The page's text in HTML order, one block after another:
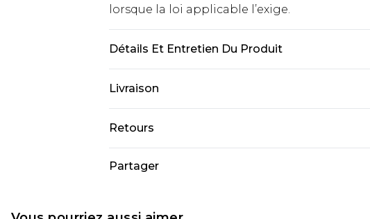
lorsque la loi applicable l’exige.
Détails Et Entretien Du Produit
Livraison
Livraison standard France
Livraison express France
Evri Parcel Shop
Retours
nous retourner un article.
demandée.
Partager